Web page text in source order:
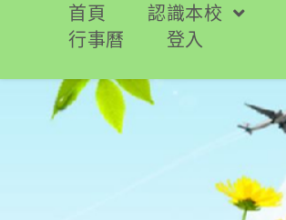
要
首頁 認識本校
行事曆
登入